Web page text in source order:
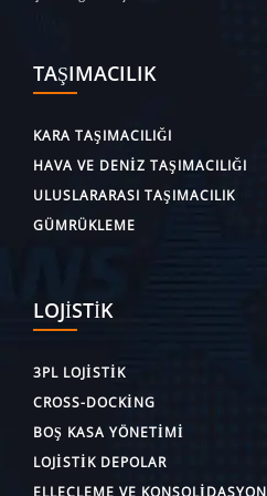
TAŞIMACILIK
KARA TAŞIMACILIĞI
HAVA VE DENIZ TAŞIMACILIĞI
ULUSLARARASI TAŞIMACILIK
GÜMRÜKLEME
LOJISTIK
3PL LOJISTIK
CROSS-DOCKING
BOŞ KASA YÖNETIMI
LOJISTIK DEPOLAR
ELLEÇLEME VE KONSOLIDASYON